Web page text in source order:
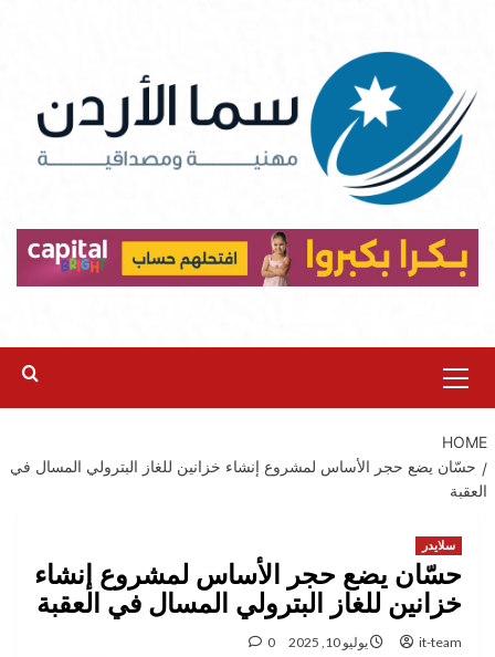
content
Menu
HOME
حسّان يضع حجر الأساس لمشروع إنشاء خزانين للغاز البترولي المسال في
العقبة
سلايدر
حسّان يضع حجر الأساس لمشروع إنشاء
خزانين للغاز البترولي المسال في العقبة
it-team يوليو 10, 2025 0